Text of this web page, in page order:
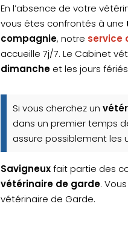
En l’absence de votre
vous êtes confrontés à une
compagnie, notre service
accueille 7j/7. Le Cabinet
dimanche et les jours fériés
Si vous cherchez un
dans un premier temps
assure possiblement les
Savigneuxfait partie des
vétérinaire de garde.
vétérinaire de Garde.